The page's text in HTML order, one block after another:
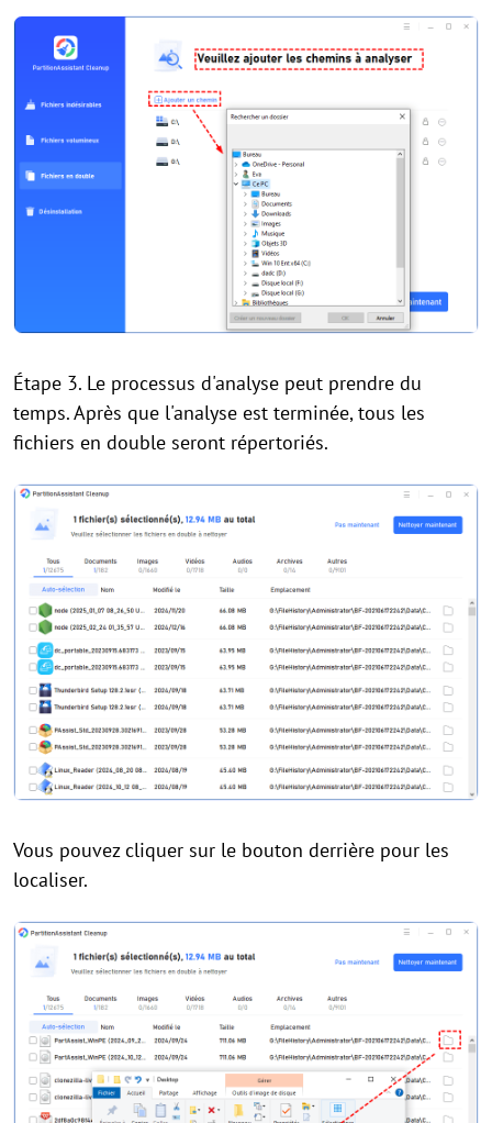
Étape 3. Le processus d'analyse peut prendre du
temps. Après que l'analyse est terminée, tous les
fichiers en double seront répertoriés.
Vous pouvez cliquer sur le bouton derrière pour les
localiser.